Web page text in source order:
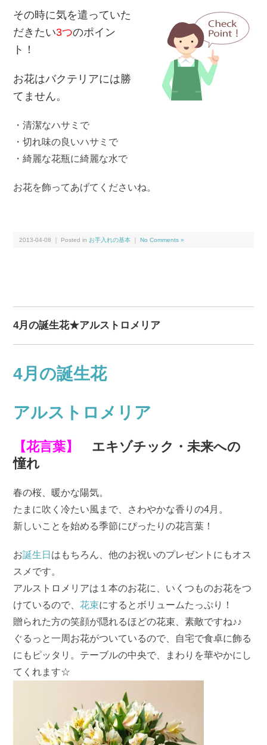
その時に気を遣っていた
だきたい3つのポイン
ト！
お花はバクテリアには勝
てません。
・清潔なハサミで
・切れ味の良いハサミで
・綺麗な花瓶に綺麗な水で
お花を飾ってあげてくださいね。
2013-04-08 ｜ Posted in お手入れの基本 ｜No Comments »
4月の誕生花★アルストロメリア
4月の誕生花
アルストロメリア
【花言葉】
エキゾチック・未来への
憧れ
春の桜、暖かな陽気。
たまに吹く冷たい風まで、さわやかな香りの4月。
新しいことを始める季節にぴったりの花言葉！
お誕生日 はもちろん、他のお祝いのプレゼントにもオス
スメです。
アルストロメリアは１本のお花に、いくつものお花をつ
けているので、花束にするとボリュームたっぷり！
贈られた方の笑顔が隠れるほどの花束、素敵ですね♪♪
ぐるっと一周お花がついているので、自宅で食卓に飾る
にもピッタリ。テーブルの中央で、まわりを華やかにし
てくれます☆